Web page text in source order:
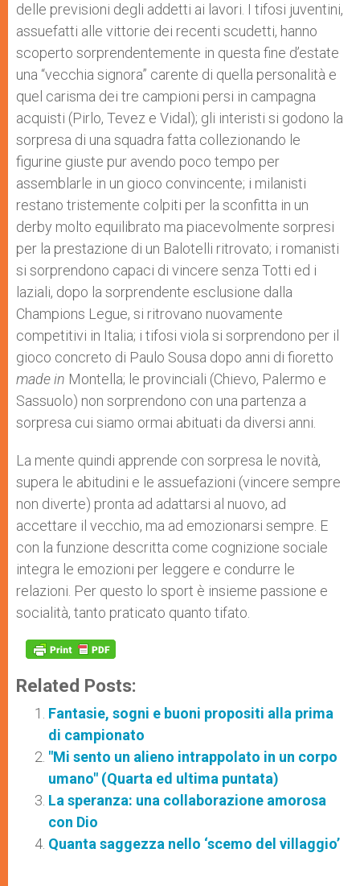
delle previsioni degli addetti ai lavori. I tifosi juventini,
assuefatti alle vittorie dei recenti scudetti, hanno
scoperto sorprendentemente in questa fine d’estate
una “vecchia signora” carente di quella personalità e
quel carisma dei tre campioni persi in campagna
acquisti (Pirlo, Tevez e Vidal); gli interisti si godono la
sorpresa di una squadra fatta collezionando le
figurine giuste pur avendo poco tempo per
assemblarle in un gioco convincente; i milanisti
restano tristemente colpiti per la sconfitta in un
derby molto equilibrato ma piacevolmente sorpresi
per la prestazione di un Balotelli ritrovato; i romanisti
si sorprendono capaci di vincere senza Totti ed i
laziali, dopo la sorprendente esclusione dalla
Champions Legue, si ritrovano nuovamente
competitivi in Italia; i tifosi viola si sorprendono per il
gioco concreto di Paulo Sousa dopo anni di fioretto
made in Montella; le provinciali (Chievo, Palermo e
Sassuolo) non sorprendono con una partenza a
sorpresa cui siamo ormai abituati da diversi anni.
La mente quindi apprende con sorpresa le novità,
supera le abitudini e le assuefazioni (vincere sempre
non diverte) pronta ad adattarsi al nuovo, ad
accettare il vecchio, ma ad emozionarsi sempre. E
con la funzione descritta come cognizione sociale
integra le emozioni per leggere e condurre le
relazioni. Per questo lo sport è insieme passione e
socialità, tanto praticato quanto tifato.
Related Posts:
Fantasie, sogni e buoni propositi alla prima
di campionato
"Mi sento un alieno intrappolato in un corpo
umano" (Quarta ed ultima puntata)
La speranza: una collaborazione amorosa
con Dio
Quanta saggezza nello ‘scemo del villaggio’